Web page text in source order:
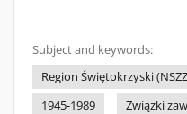
Subject and keywords:
Region Świętokrzyski
1945-1989
Związki